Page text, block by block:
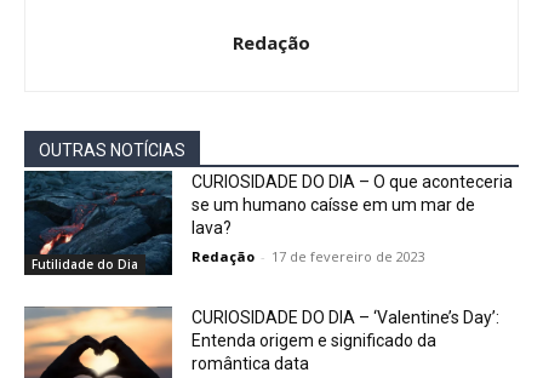
Redação
OUTRAS NOTÍCIAS
Futilidade do Dia
CURIOSIDADE DO DIA – O que aconteceria
se um humano caísse em um mar de
lava?
Redação - 17 de fevereiro de 2023
CURIOSIDADE DO DIA – ‘Valentine’s Day’:
Entenda origem e significado da
romântica data